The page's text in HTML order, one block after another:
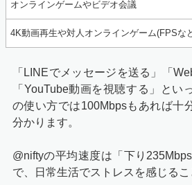
オンラインゲームやビデオ会議
4K動画再生や対人オンラインゲーム(FPSな
「LINEでメッセージを送る」「
「YouTube動画を視聴する」とい
の使い方では100Mbpsもあれば十
分かります。
@niftyの平均速度は「下り
で、日常生活でストレスを感じるこ